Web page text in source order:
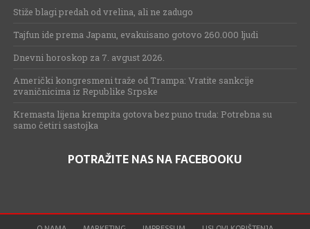
Stiže blagi predah od vrelina, ali ne zadugo
Tajfun ide prema Japanu, evakuisano gotovo 260.000 ljudi
Dnevni horoskop za 7. avgust 2026.
Američki kongresmeni traže od Trampa: Vratite sankcije
zvaničnicima iz Republike Srpske
Kremasta lijena krempita gotova bez puno truda: Potrebna su
samo četiri sastojka
POTRAŽITE NAS NA FACEBOOKU